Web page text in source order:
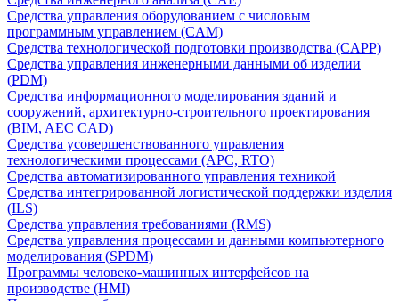
Средства управления оборудованием с числовым
программным управлением (CAM)
Средства технологической подготовки производства (CAPP)
Средства управления инженерными данными об изделии
(PDM)
Средства информационного моделирования зданий и
сооружений, архитектурно-строительного проектирования
(BIM, AEC CAD)
Средства усовершенствованного управления
технологическими процессами (APC, RTO)
Средства автоматизированного управления техникой
Средства интегрированной логистической поддержки изделия
(ILS)
Средства управления требованиями (RMS)
Средства управления процессами и данными компьютерного
моделирования (SPDM)
Программы человеко-машинных интерфейсов на
производстве (HMI)